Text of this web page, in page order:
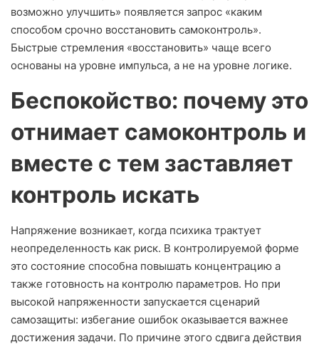
возможно улучшить» появляется запрос «каким
способом срочно восстановить самоконтроль».
Быстрые стремления «восстановить» чаще всего
основаны на уровне импульса, а не на уровне логике.
Беспокойство: почему это
отнимает самоконтроль и
вместе с тем заставляет
контроль искать
Напряжение возникает, когда психика трактует
неопределенность как риск. В контролируемой форме
это состояние способна повышать концентрацию а
также готовность на контролю параметров. Но при
высокой напряженности запускается сценарий
самозащиты: избегание ошибок оказывается важнее
достижения задачи. По причине этого сдвига действия